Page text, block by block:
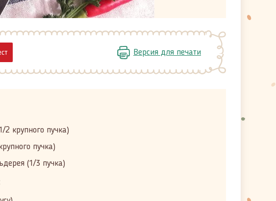
Версия для печати
2 крупного пучка)
пучка)
(1/3 пучка)